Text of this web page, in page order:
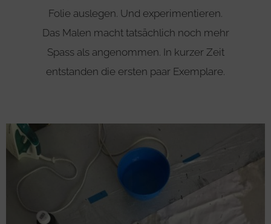
Folie auslegen. Und experimentieren.
Das Malen macht tatsächlich noch mehr
Spass als angenommen. In kurzer Zeit
entstanden die ersten paar Exemplare.